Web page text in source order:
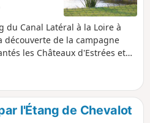
Canal Latéral à la Loire à
de la campagne
les Châteaux d'Estrées et
des prairies où paissent des
sur de bons chemins et
est praticable en toute
l'Étang de Chevalot